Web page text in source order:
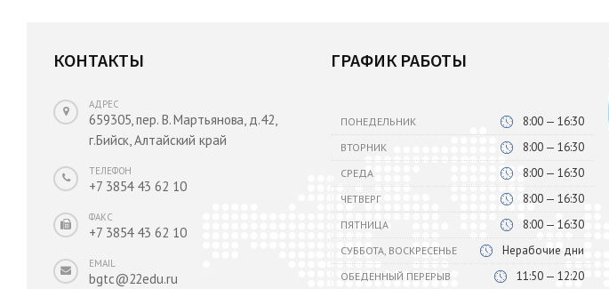
КОНТАКТЫ
АДРЕС
659305, пер. В. Мартьянова, д.42,
г.Бийск, Алтайский край
ТЕЛЕФОН
+7 3854 43 62 10
ФАКС
+7 3854 43 62 10
EMAIL
bgtc@22edu.ru
ГРАФИК РАБОТЫ
ПОНЕДЕЛЬНИК 8:00 — 16:30
ВТОРНИК 8:00 — 16:30
СРЕДА 8:00 — 16:30
ЧЕТВЕРГ 8:00 — 16:30
ПЯТНИЦА 8:00 — 16:30
СУББОТА, ВОСКРЕСЕНЬЕ Нерабочие дни
ОБЕДЕННЫЙ ПЕРЕРЫВ 11:50 — 12:20